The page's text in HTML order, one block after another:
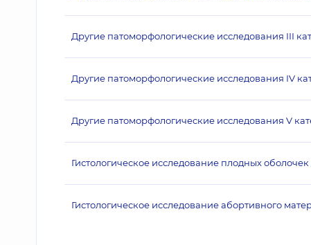
Другие патоморфологические исследования III
Другие патоморфологические исследования IV
Другие патоморфологические исследования V
Гистологическое исследование плодных
Гистологическое исследование абортивного